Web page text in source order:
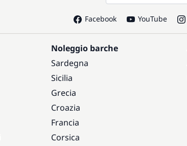
Facebook YouTube
Noleggio barche
Sardegna
Sicilia
Grecia
Croazia
Francia
Corsica